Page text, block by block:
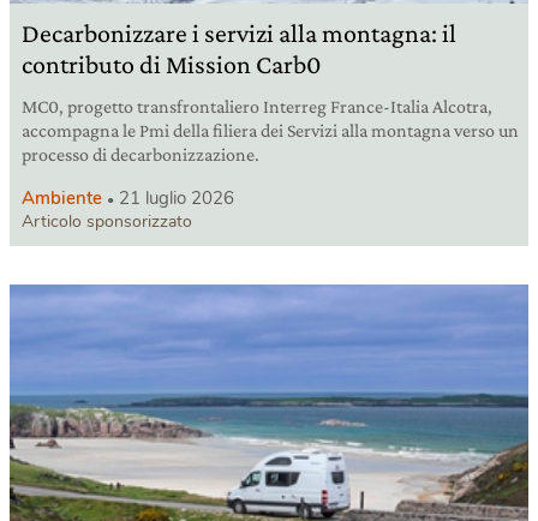
Decarbonizzare i servizi alla montagna: il
contributo di Mission Carb0
MC0, progetto transfrontaliero Interreg France-Italia Alcotra,
accompagna le Pmi della filiera dei Servizi alla montagna verso un
processo di decarbonizzazione.
Ambiente 21 luglio 2026
Articolo sponsorizzato